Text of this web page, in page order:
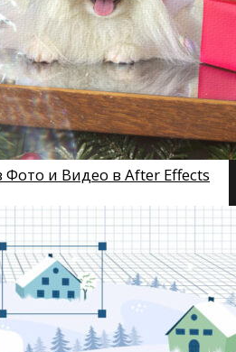
и Видео в After Effects